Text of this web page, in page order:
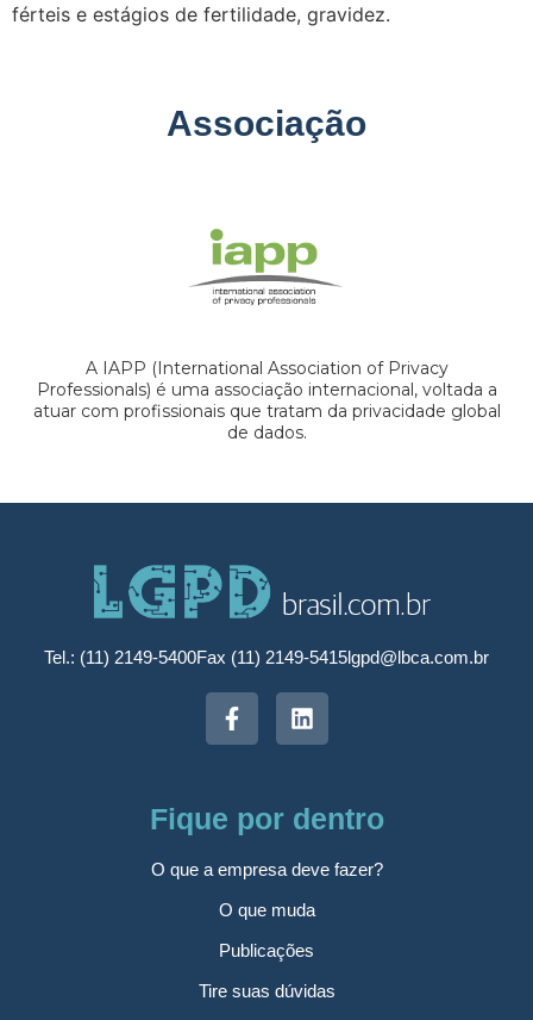
férteis e estágios de fertilidade, gravidez.
Associação
A IAPP (International Association of Privacy
Professionals) é uma associação internacional, voltada a
atuar com profissionais que tratam da privacidade global
de dados.
Tel.: (11) 2149-5400Fax (11) 2149-5415lgpd@lbca.com.br
Fique por dentro
O que a empresa deve fazer?
O que muda
Publicações
Tire suas dúvidas